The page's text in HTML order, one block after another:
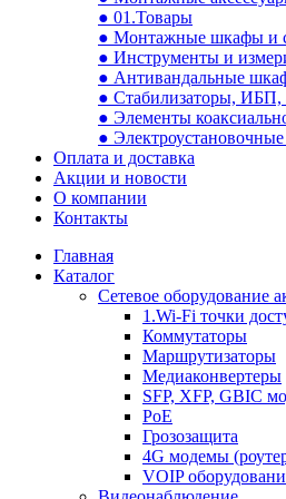
● 01.Товары
● Монтажные шкафы и
● Инструменты и
● Антивандальные
● Стабилизаторы, ИБП,
● Элементы
● Электроустановочные
Оплата и доставка
Акции и новости
О компании
Контакты
Главная
Каталог
Сетевое оборудование
1.Wi-Fi точки
Коммутаторы
Маршрутизаторы
Медиаконвертеры
SFP, XFP, GBIC
PoE
Грозозащита
4G модемы
VOIP